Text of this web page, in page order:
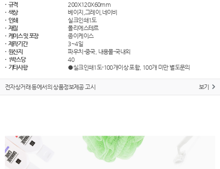
· 규격
200X120X60mm
· 색상
베이지,그레이,네이비
· 인쇄
실크인쇄1도
· 재질
폴리에스테르
· 케이스 및 포장
종이케이스
· 제작기간
3~4일
· 원산지
파우치-중국, 내용물-국내외
· 1박스당
40
· 기타사항
●실크인쇄1도-100개이상 포함, 100개 미만 별도문의
전자상거래 등에서의 상품정보제공 고시 보기